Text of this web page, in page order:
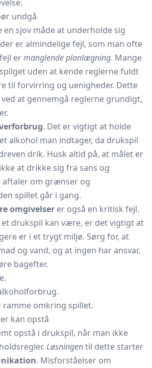
undgå
sjov måde at underholde sig
er almindelige fejl, som man ofte
ermanglende planlægning. Mange
uden at kende reglerne fuldt
til forvirring og uenigheder. Dette
at gennemgå reglerne grundigt,
. Det er vigtigt at holde
alkohol man indtager, da drukspil
drik. Husk altid på, at målet er
at drikke sig fra sans og
aftaler om grænser og
spillet går i gang.
omgivelser er også en kritisk fejl.
drukspil kan være, er det vigtigt at
er i et trygt miljø. Sørg for, at
og vand, og at ingen har ansvar,
bagefter.
ramme omkring spillet.
kan opstå
opstå i drukspil, når man ikke
Løsningentil dette starter
. Misforståelser om